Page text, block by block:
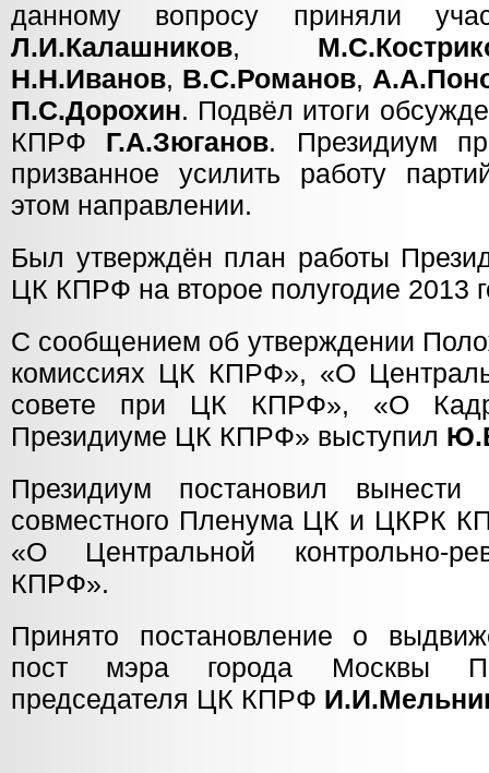
данному вопросу приняли
Л.И.Калашников,
Н.Н.Иванов, В.С.Романов,
П.С.Дорохин. Подвёл итоги
КПРФ Г.А.Зюганов. Президиум
призванное усилить работу
этом направлении.
Был утверждён план работы
ЦК КПРФ на второе полугодие 2013
С сообщением об утверждении
комиссиях ЦК КПРФ», «О
совете при ЦК КПРФ», «О
Президиуме ЦК КПРФ» выступил
Президиум постановил
совместного Пленума ЦК и ЦКРК
«О Центральной контрольно-
КПРФ».
Принято постановление о
пост мэра города Москвы
председателя ЦК КПРФ